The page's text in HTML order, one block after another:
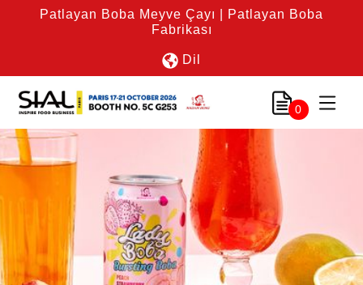
Patlayan Boba Meyve Çayı | Patlayan Boba
Fabrikası
Dil
0